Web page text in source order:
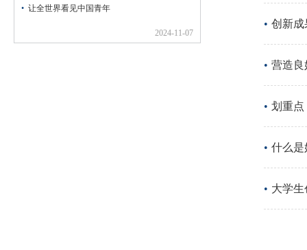
让全世界看见中国青年
2024-11-07
创新成
营造良
划重点
什么是
大学